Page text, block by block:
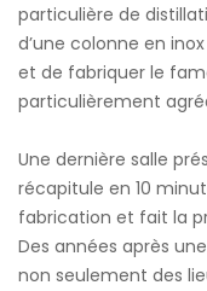
particulière de
d’une colonne en
et de fabriquer le
particulièrement
Une dernière salle
récapitule en 10
fabrication et fait la
Des années après
non seulement des